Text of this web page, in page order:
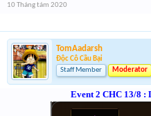
10 Tháng tám 2020
TomAadarsh
Độc Cô Cầu Bại
Staff Member
Moderator
Event 2 CHC 13/8 :